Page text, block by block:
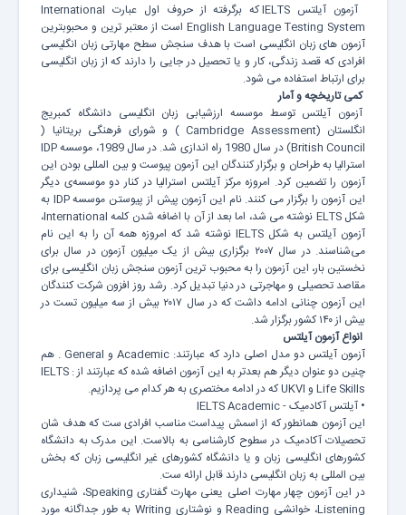
آزمون آیلتس IELTS که برگرفته از حروف اول عبارت International
English Language Testing System است از معتبر ترین و محبوبترین
آزمون های زبان انگلیسی است با هدف سنجش سطح مهارتی زبان انگلیسی
افرادی که قصد زندگی، کار و یا تحصیل در جایی را دارند که از زبان انگلیسی
برای ارتباط استفاده می شود.
کمی تاریخچه و آمار
آزمون آیلتس توسط موسسه ارزشیابی زبان انگلیسی دانشگاه کمبریج
انگلستان (Cambridge Assessment ) و شورای فرهنگی بریتانیا (
British Council) در سال 1980 راه اندازی شد. در سال 1989، موسسه IDP
استرالیا به طراحان و برگزار کنندگان این آزمون پیوست و بین المللی بودن این
آزمون را تضمین کرد. امروزه مرکز آیلتس استرالیا در کنار دو موسسه‌ی دیگر
این آزمون را برگزار می کنند. نام این آزمون پیش از پیوستن موسسه IDP به
شکل ELTS نوشته می شد، اما بعد از آن با اضافه شدن کلمه International،
آزمون آیلتس به شکل IELTS نوشته شد که امروزه همه آن را به این نام
می‌شناسند. در سال ۲۰۰۷ برگزاری بیش از یک میلیون آزمون در سال برای
نخستین بار، این آزمون را به محبوب ترین آزمون سنجش زبان انگلیسی برای
مقاصد تحصیلی و مهاجرتی در دنیا تبدیل کرد. رشد روز افزون شرکت کنندگان
این آزمون چنانی ادامه داشت که در سال ۲۰۱۷ بیش از سه میلیون تست در
بیش از ۱۴۰ کشور برگزار شد.
انواع آزمون آیلتس
آزمون آیلتس دو مدل اصلی دارد که عبارتند: Academic و General . هم
چنین دو عنوان دیگر هم بعدتر به این آزمون اضافه شده که عبارتند از : IELTS
Life Skills و UKVI که در ادامه مختصری به هر کدام می پردازیم.
• آیلتس آکادمیک - IELTS Academic
این آزمون همانطور که از اسمش پیداست مناسب افرادی ست که هدف شان
تحصیلات آکادمیک در سطوح کارشناسی به بالاست. این مدرک به دانشگاه
کشورهای انگلیسی زبان و یا دانشگاه کشورهای غیر انگلیسی زبان که بخش
بین المللی به زبان انگلیسی دارند قابل ارائه ست.
در این آزمون چهار مهارت اصلی یعنی مهارت گفتاری Speaking، شنیداری
Listening، خوانشی Reading و نوشتاری Writing به طور جداگانه مورد